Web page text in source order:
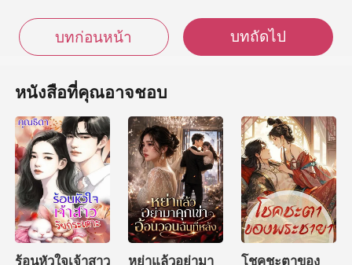
บทก่อนหน้า บทถัดไป
หนังสือที่คุณอาจชอบ
ร้อนหัวใจเจ้าสาว
หย่าแล้วอย่ามา
โชคชะตาของ